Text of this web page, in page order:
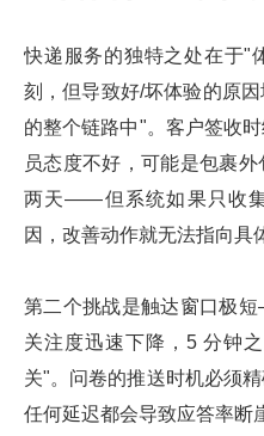
快递服务的独特之处在于"
刻，但导致好/坏体验的原
的整个链路中"。客户签收
员态度不好，可能是包裹
两天——但系统如果只收
因，改善动作就无法指向具
第二个挑战是触达窗口极
关注度迅速下降，5 分钟
关"。问卷的推送时机必须
任何延迟都会导致应答率断